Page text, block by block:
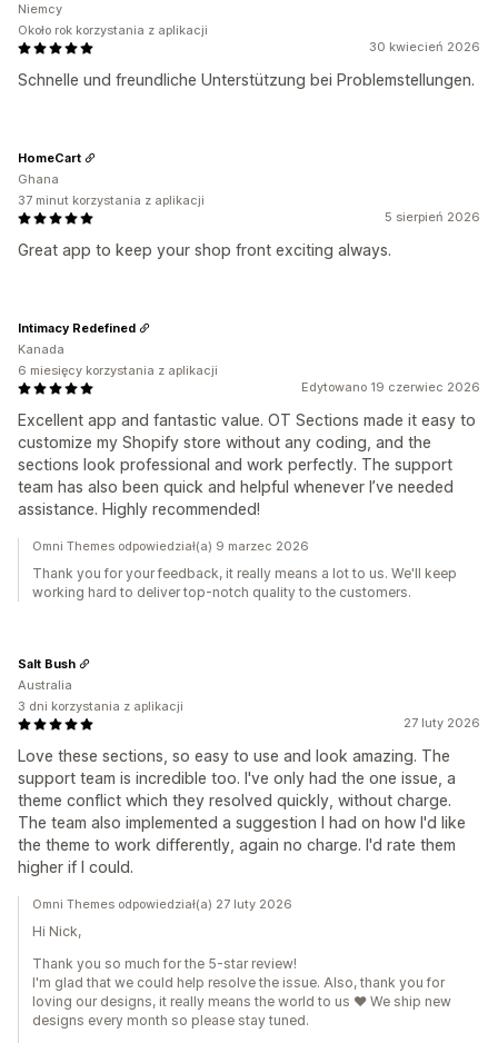
30 kwiecień 2026
Schnelle und freundliche Unterstützung bei Problemstellungen.
Niemcy
Około rok korzystania z aplikacji
5 sierpień 2026
Great app to keep your shop front exciting always.
HomeCart
Ghana
37 minut korzystania z aplikacji
Edytowano 19 czerwiec 2026
Excellent app and fantastic value. OT Sections made it easy to
customize my Shopify store without any coding, and the
sections look professional and work perfectly. The support
team has also been quick and helpful whenever I’ve needed
assistance. Highly recommended!
Intimacy Redefined
Kanada
6 miesięcy korzystania z aplikacji
Omni Themes odpowiedział(a) 9 marzec 2026
Thank you for your feedback, it really means a lot to us. We'll keep
working hard to deliver top-notch quality to the customers.
27 luty 2026
Love these sections, so easy to use and look amazing. The
support team is incredible too. I've only had the one issue, a
theme conflict which they resolved quickly, without charge.
The team also implemented a suggestion I had on how I'd like
the theme to work differently, again no charge. I'd rate them
higher if I could.
Salt Bush
Australia
3 dni korzystania z aplikacji
Omni Themes odpowiedział(a) 27 luty 2026
Hi Nick,
Thank you so much for the 5-star review!
I'm glad that we could help resolve the issue. Also, thank you for
loving our designs, it really means the world to us ❤️ We ship new
designs every month so please stay tuned.